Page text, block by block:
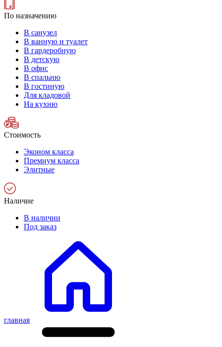
По назначению
В санузел
В ванную и туалет
В гардеробную
В детскую
В офис
В спальню
В гостиную
Для кладовой
На кухню
Стоимость
Эконом класса
Премиум класса
Элитные
Наличие
В наличии
Под заказ
главная